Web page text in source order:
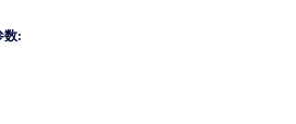
数: